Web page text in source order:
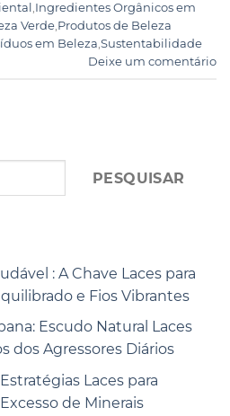
PESQUISAR
: A Chave Laces para
e Fios Vibrantes
Escudo Natural Laces
dos Agressores Diários
Laces para
de Minerais
,Ingredientes Orgânicos em
Verde,Produtos de Beleza
em Beleza,Sustentabilidade
Deixe um comentário